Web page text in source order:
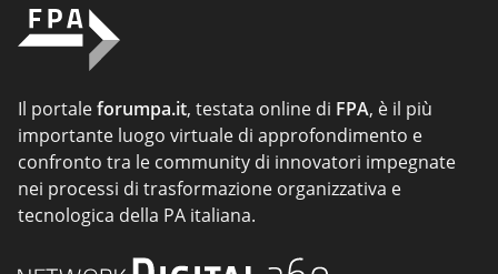
Il portaleforumpa.it, testata online di FPA, è il più
importante luogo virtuale di approfondimento e
confronto tra le community di innovatori impegnate
nei processi di trasformazione organizzativa e
tecnologica della PA italiana.